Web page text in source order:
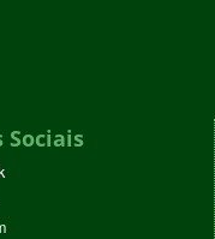
Sociais